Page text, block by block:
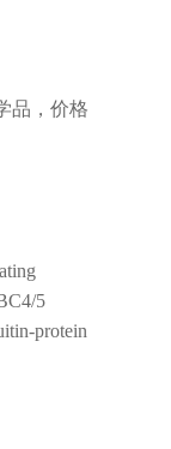
品，价格
5
protein